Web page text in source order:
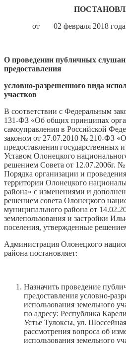
от 02 февраля
О проведении публичных
предоставления
условно-разрешенного вида
участков
В соответствии с Федеральным
131-ФЗ «Об общих принципах
самоуправления в Российской
законом от 27.07.2010 № 210-ФЗ
предоставления государственных
Уставом Олонецкого
решением Совета от 12.07.2006г.
Порядка организации и
территории Олонецкого
района» с изменениями и
решением совета Олонецкого
муниципального района от
землепользования и застройки
поселения, утвержденные
Администрация Олонецкого
района постановляет:
Назначить проведение
предоставления условно-
использования земельного
по адресу: Республика
Устье Тулоксы, ул.
рассмотрения вопроса об
использования земельного